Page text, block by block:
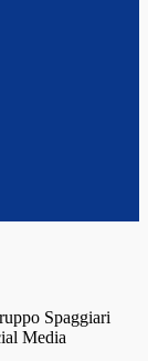
Spaggiari
Media